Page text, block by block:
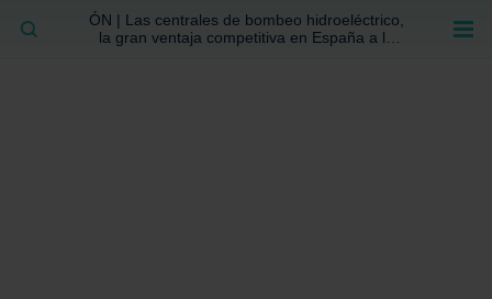
ÓN | Las centrales de bombeo hidroeléctrico,
la gran ventaja competitiva en España a la
BUSCAR